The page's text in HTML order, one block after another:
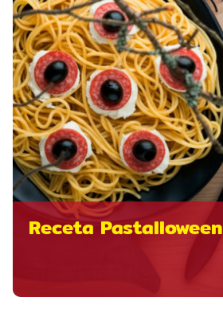
Receta Pastalloween